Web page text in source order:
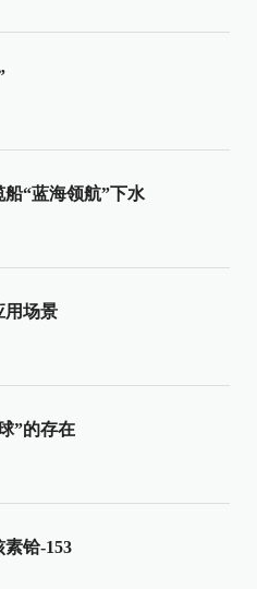
“蓝海领航”下水
用场景
”的存在
铪-153